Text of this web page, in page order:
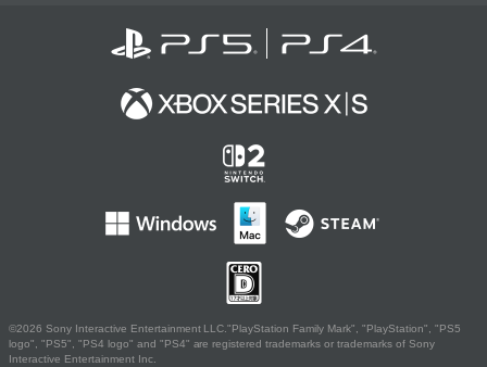
©2026 Sony Interactive Entertainment LLC."PlayStation Family Mark", "PlayStation", "PS5
logo", "PS5", "PS4 logo" and "PS4" are registered trademarks or trademarks of Sony
Interactive Entertainment Inc.